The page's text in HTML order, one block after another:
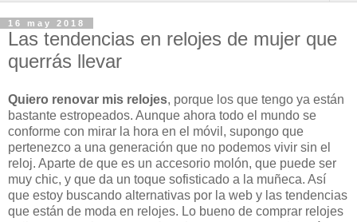
16 may 2018
Las tendencias en relojes de mujer que
querrás llevar
Quiero renovar mis relojes, porque los que tengo ya están
bastante estropeados. Aunque ahora todo el mundo se
conforme con mirar la hora en el móvil, supongo que
pertenezco a una generación que no podemos vivir sin el
reloj. Aparte de que es un accesorio molón, que puede ser
muy chic, y que da un toque sofisticado a la muñeca. Así
que estoy buscando alternativas por la web y las tendencias
que están de moda en relojes. Lo bueno de comprar relojes